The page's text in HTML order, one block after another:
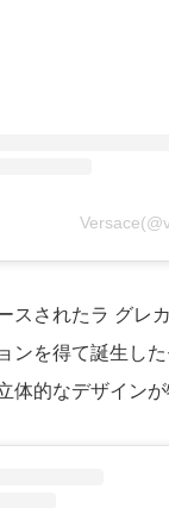
スされたラ グレ
ンを得て誕生し
体的なデザインが